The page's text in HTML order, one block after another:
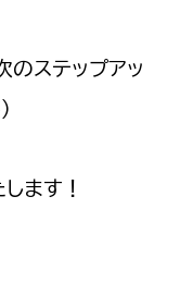
のステップアッ
ます！